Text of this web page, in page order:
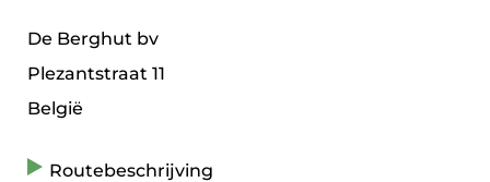
De Berghut bv
Plezantstraat 11
België
Routebeschrijving